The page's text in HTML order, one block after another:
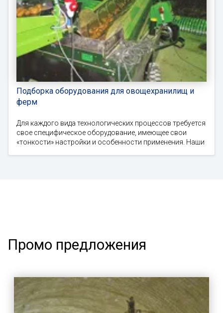
Подборка оборудования для овощехранилищ и
ферм
Для каждого вида технологических процессов требуется
свое специфическое оборудование, имеющее свои
«тонкости» настройки и особенности применения. Наши
Промо предложения